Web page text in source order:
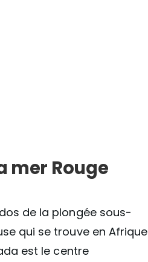
mer Rouge
de la plongée sous-
qui se trouve en Afrique
est le centre